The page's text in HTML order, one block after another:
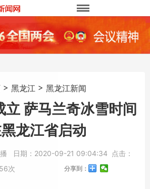
> 黑龙江 > 黑龙江新闻
立 萨马兰奇冰雪时间
龙江省启动
日期： 2020-09-21 09:04:34
点击：
次
分享到：